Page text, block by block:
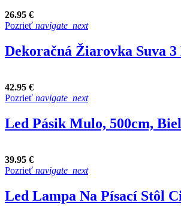
26.95 €
Pozrieť navigate_next
Dekoračná Žiarovka Suva
42.95 €
Pozrieť navigate_next
Led Pásik Mulo, 500cm,
39.95 €
Pozrieť navigate_next
Led Lampa Na Písací Stôl